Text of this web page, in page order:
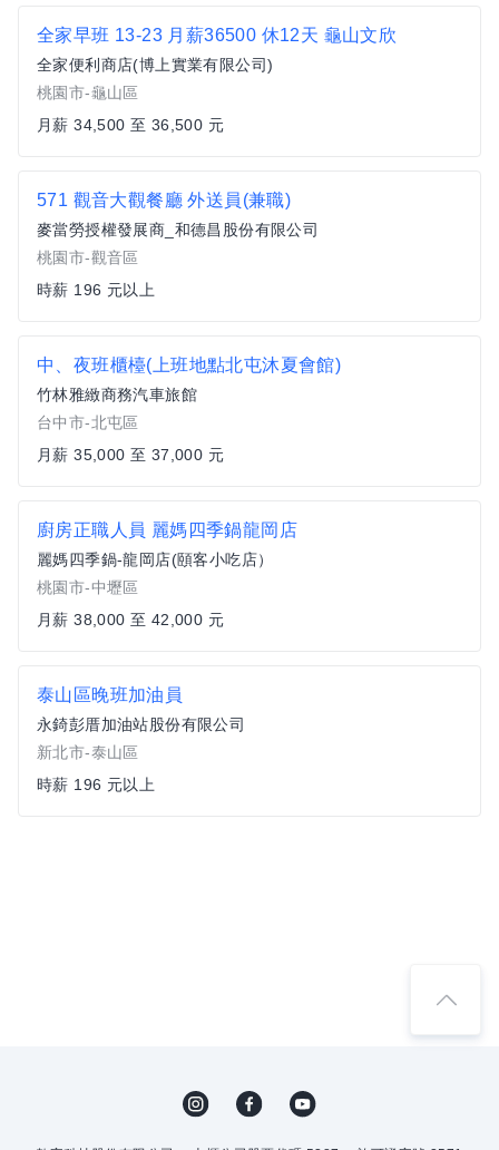
全家早班 13-23 月薪36500 休12天 龜山文欣
全家便利商店(博上實業有限公司)
桃園市-龜山區
月薪 34,500 至 36,500 元
571 觀音大觀餐廳 外送員(兼職)
麥當勞授權發展商_和德昌股份有限公司
桃園市-觀音區
時薪 196 元以上
中、夜班櫃檯(上班地點北屯沐夏會館)
竹林雅緻商務汽車旅館
台中市-北屯區
月薪 35,000 至 37,000 元
廚房正職人員 麗媽四季鍋龍岡店
麗媽四季鍋-龍岡店(頤客小吃店）
桃園市-中壢區
月薪 38,000 至 42,000 元
泰山區晚班加油員
永錡彭厝加油站股份有限公司
新北市-泰山區
時薪 196 元以上